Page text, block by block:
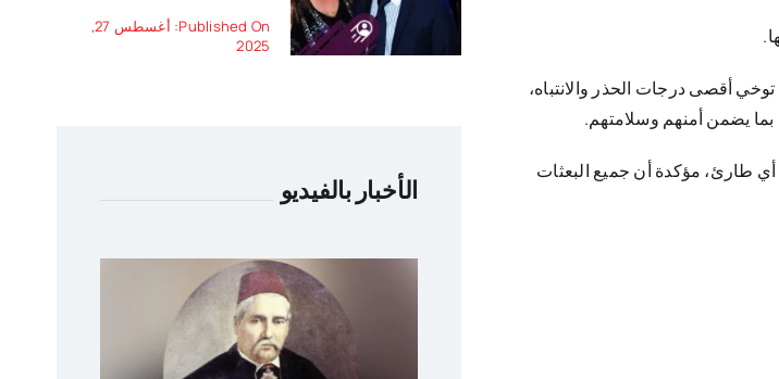
توخي أقصى درجات الحذر والانتباه،
بما يضمن أمنهم وسلامتهم.
أي طارئ، مؤكدة أن جميع البعثات
Published On: أغسطس 27,
2025
الأخبار بالفيديو